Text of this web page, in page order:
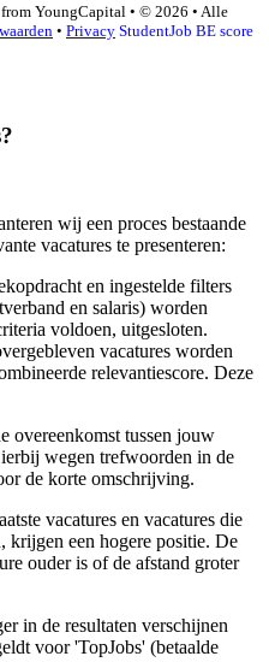
YoungCapital • © 2026 • Alle
• Privacy StudentJob BE score
wij een proces bestaande
vacatures te presenteren:
en ingestelde filters
en salaris) worden
voldoen, uitgesloten.
vacatures worden
relevantiescore. Deze
overeenkomst tussen jouw
wegen trefwoorden in de
de korte omschrijving.
vacatures en vacatures die
een hogere positie. De
ouder is of de afstand groter
in de resultaten verschijnen
voor 'TopJobs' (betaalde